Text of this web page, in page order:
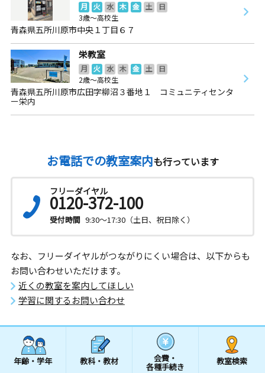
月 火 水 木 金 土
日
3歳～高校生
青森県五所川原市中央１丁目６７
栄教室
月 火 水 木 金 土
日
2歳～高校生
青森県五所川原市広田字柳沼３番地１ コミュニティセンタ
ー栄内
お電話での教室案内も行っています
フリーダイヤル
0120-372-100
受付時間 9:30～17:30（土日、祝日除く）
なお、フリーダイヤルがつながりにくい場合は、以下からも
お問い合わせいただけます。
近くの教室を案内してほしい
学習に関するお問い合わせ
年齢・学年 教科・教材 会費・
各種手続き
教室検索